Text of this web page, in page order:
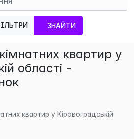
ЗНАЙТИ
квартир у
області -
квартир у Кіровоградській